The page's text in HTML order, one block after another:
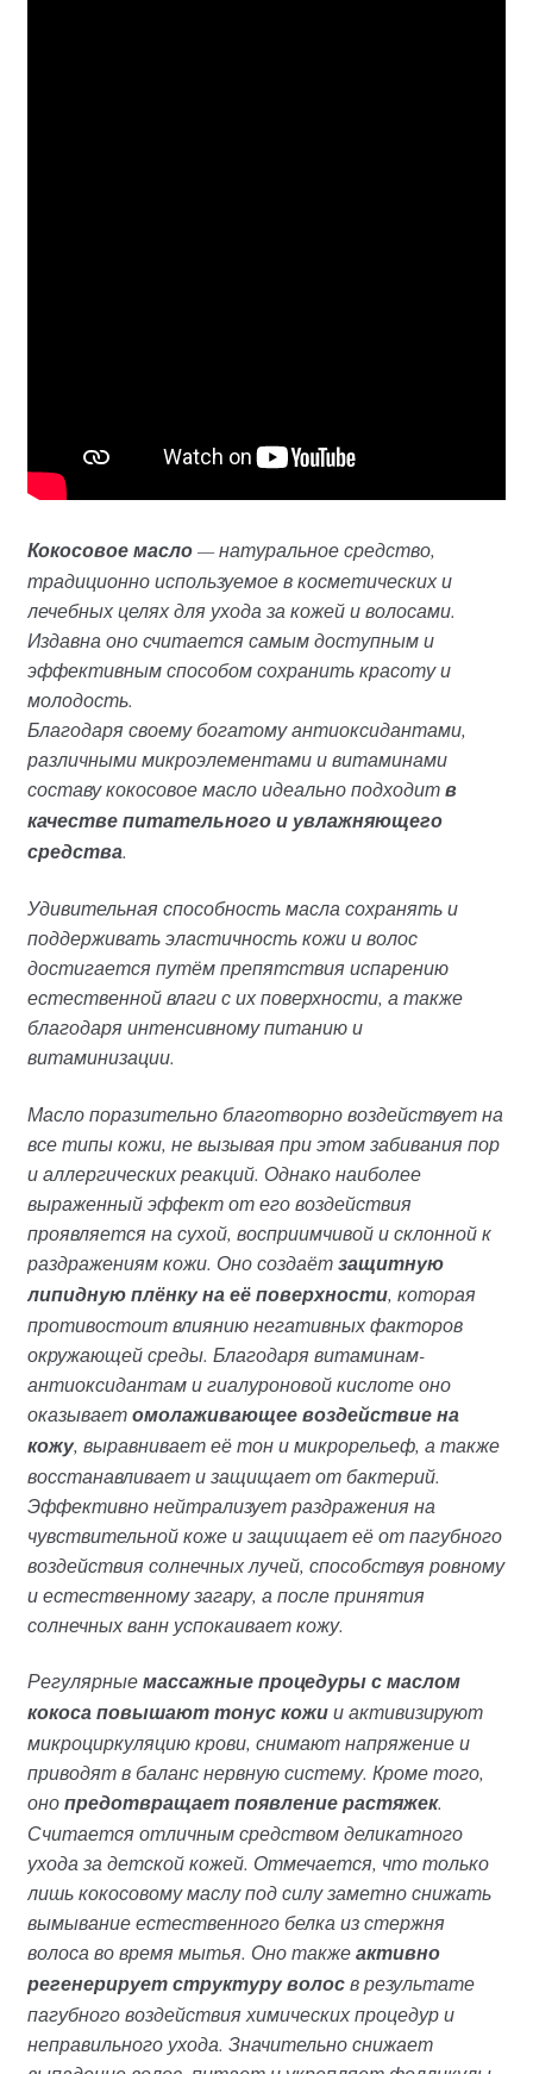
Кокосовое масло— натуральное средство,
традиционно используемое в косметических и
лечебных целях для ухода за кожей и волосами.
Издавна оно считается самым доступным и
эффективным способом сохранить красоту и
молодость.
Благодаря своему богатому антиоксидантами,
различными микроэлементами и витаминами
составу кокосовое масло идеально подходитв
качестве питательного и увлажняющего
средства.
Удивительная способность масла сохранять и
поддерживать эластичность кожи и волос
достигается путём препятствия испарению
естественной влаги с их поверхности, а также
благодаря интенсивному питанию и
витаминизации.
Масло поразительно благотворно воздействует на
все типы кожи, не вызывая при этом забивания пор
и аллергических реакций. Однако наиболее
выраженный эффект от его воздействия
проявляется на сухой, восприимчивой и склонной к
раздражениям кожи. Оно создаётзащитную
липидную плёнку на её поверхности, которая
противостоит влиянию негативных факторов
окружающей среды. Благодаря витаминам-
антиоксидантам и гиалуроновой кислоте оно
оказываетомолаживающее воздействие на
кожу, выравнивает её тон и микрорельеф, а также
восстанавливает и защищает от бактерий.
Эффективно нейтрализует раздражения на
чувствительной коже и защищает её от пагубного
воздействия солнечных лучей, способствуя ровному
и естественному загару, а после принятия
солнечных ванн успокаивает кожу.
Регулярныемассажные процедуры с маслом
кокоса повышают тонус кожии активизируют
микроциркуляцию крови, снимают напряжение и
приводят в баланс нервную систему. Кроме того,
онопредотвращает появление растяжек.
Считается отличным средством деликатного
ухода за детской кожей. Отмечается, что только
лишь кокосовому маслу под силу заметно снижать
вымывание естественного белка из стержня
волоса во время мытья. Оно такжеактивно
регенерирует структуру волосв результате
пагубного воздействия химических процедур и
неправильного ухода. Значительно снижает